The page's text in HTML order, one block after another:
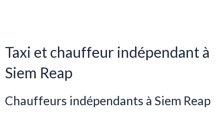
Taxi et chauffeur indépendant à
Siem Reap
Chauffeurs indépendants à Siem Reap